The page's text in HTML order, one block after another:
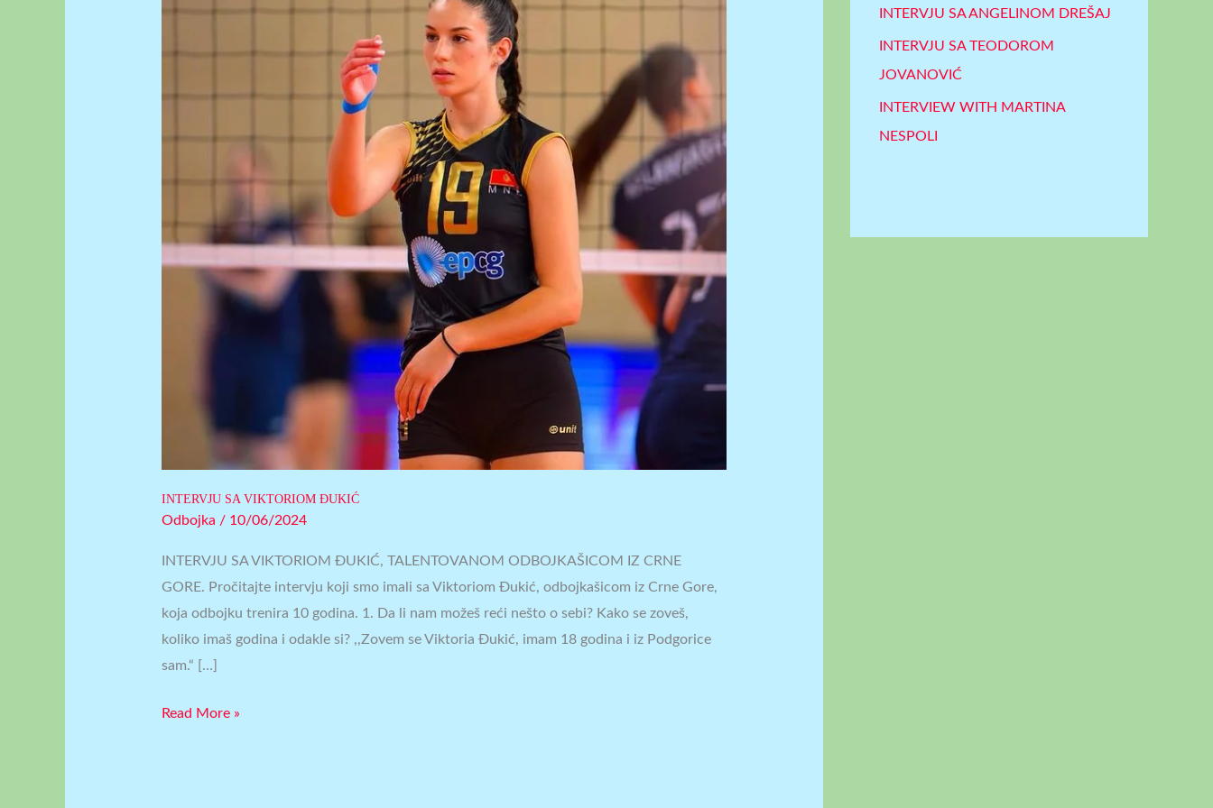
INTERVJU SA VIKTORIOM ĐUKIĆ
Odbojka / 10/06/2024
INTERVJU SA VIKTORIOM ĐUKIĆ, TALENTOVANOM ODBOJKAŠICOM IZ CRNE
GORE. Pročitajte intervju koji smo imali sa Viktoriom Đukić, odbojkašicom iz Crne Gore,
koja odbojku trenira 10 godina. 1. Da li nam možeš reći nešto o sebi? Kako se zoveš,
koliko imaš godina i odakle si? ,,Zovem se Viktoria Đukić, imam 18 godina i iz Podgorice
sam.“ […]
Read More »
INTERVJU SA ANGELINOM DREŠAJ
INTERVJU SA TEODOROM
JOVANOVIĆ
INTERVIEW WITH MARTINA
NESPOLI